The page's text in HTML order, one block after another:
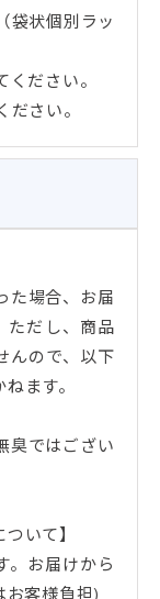
袋状個別ラッ
ださい。
さい。
た場合、お届
ただし、商品
んので、以下
ます。
臭ではござい
いて】
。お届けから
お客様負担)